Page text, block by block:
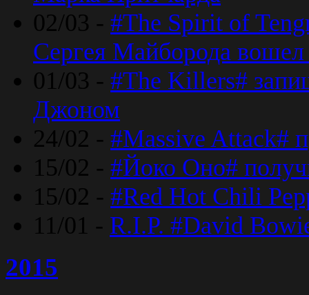
02/03 - #The Spirit of
Сергея Майборода
01/03 - #The Killers#
Джоном
24/02 - #Massive Attack#
15/02 - #Йоко Оно#
15/02 - #Red Hot Chili
11/01 - R.I.P. #David
2015